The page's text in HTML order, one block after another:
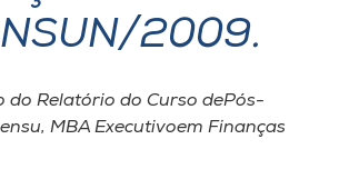
2009.
do Relatório do Curso dePós-
MBA Executivoem Finanças